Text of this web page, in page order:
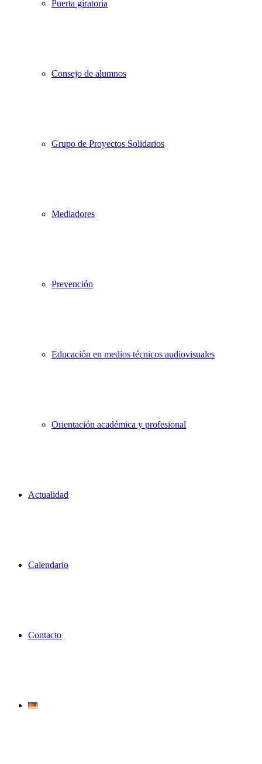
Puerta giratoria
Consejo de alumnos
Grupo de Proyectos Solidarios
Mediadores
Prevención
Educación en medios técnicos audiovisuales
Orientación académica y profesional
Actualidad
Calendario
Contacto